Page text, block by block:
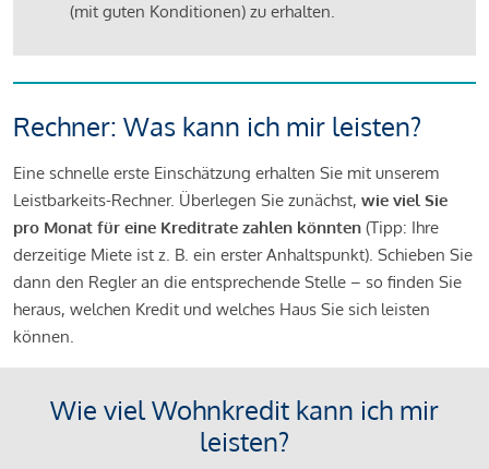
(mit guten Konditionen) zu erhalten.
Rechner: Was kann ich mir leisten?
Eine schnelle erste Einschätzung erhalten Sie mit unserem
Leistbarkeits-Rechner. Überlegen Sie zunächst, wie viel Sie
pro Monat für eine Kreditrate zahlen könnten (Tipp: Ihre
derzeitige Miete ist z. B. ein erster Anhaltspunkt). Schieben Sie
dann den Regler an die entsprechende Stelle – so finden Sie
heraus, welchen Kredit und welches Haus Sie sich leisten
können.
Wie viel Wohnkredit kann ich mir
leisten?